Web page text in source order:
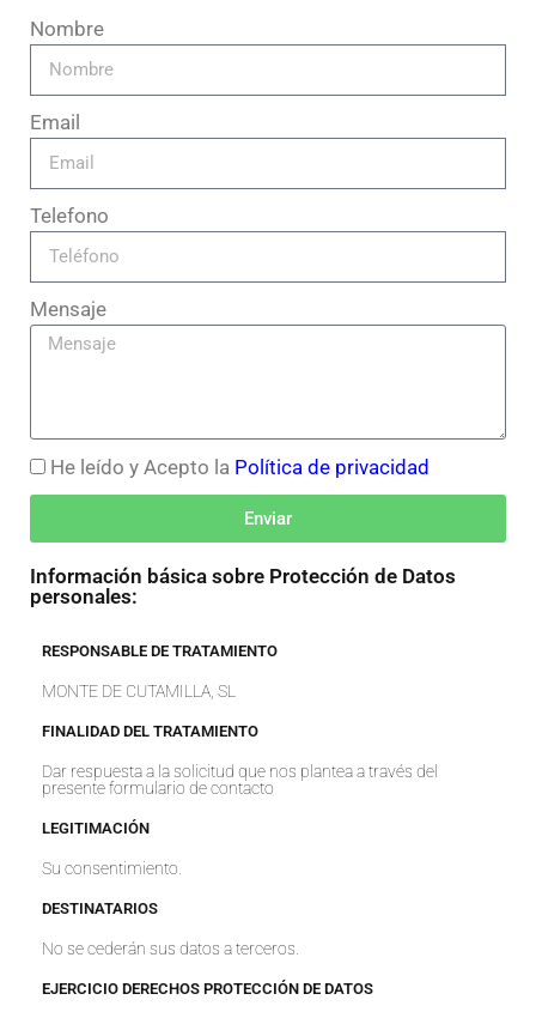
Nombre
Email
Telefono
Mensaje
He leído y Acepto la Política de privacidad
Enviar
Información básica sobre Protección de Datos
personales:
RESPONSABLE DE TRATAMIENTO
MONTE DE CUTAMILLA, SL
FINALIDAD DEL TRATAMIENTO
Dar respuesta a la solicitud que nos plantea a través del
presente formulario de contacto
LEGITIMACIÓN
Su consentimiento.
DESTINATARIOS
No se cederán sus datos a terceros.
EJERCICIO DERECHOS PROTECCIÓN DE DATOS